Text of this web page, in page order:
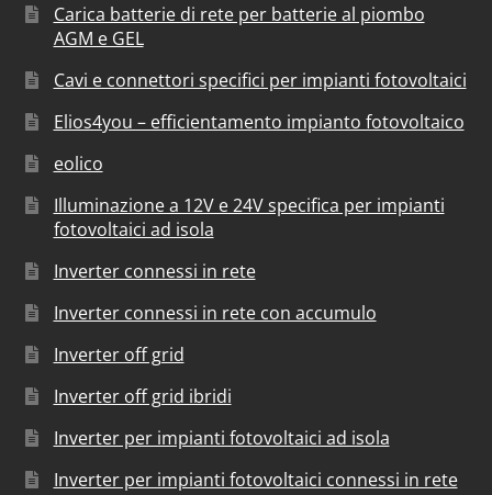
Carica batterie di rete per batterie al piombo
AGM e GEL
Cavi e connettori specifici per impianti fotovoltaici
Elios4you – efficientamento impianto fotovoltaico
eolico
Illuminazione a 12V e 24V specifica per impianti
fotovoltaici ad isola
Inverter connessi in rete
Inverter connessi in rete con accumulo
Inverter off grid
Inverter off grid ibridi
Inverter per impianti fotovoltaici ad isola
Inverter per impianti fotovoltaici connessi in rete